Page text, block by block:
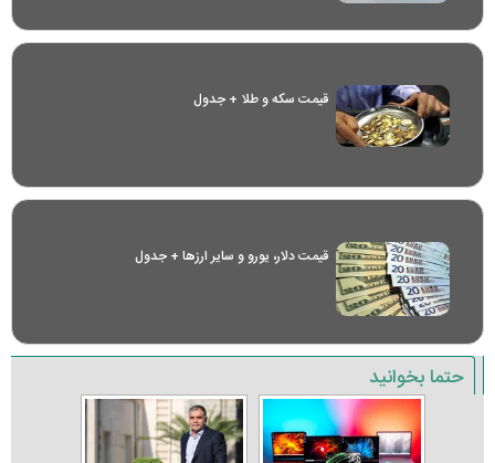
قیمت سکه و طلا + جدول
قیمت دلار، یورو و سایر ارز‌ها + جدول
حتما بخوانید